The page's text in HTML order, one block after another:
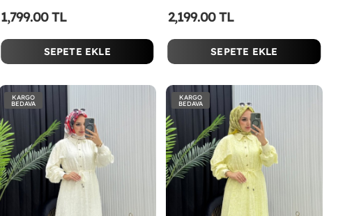
1,799.00 TL
SEPETE EKLE
2,199.00 TL
SEPETE EKLE
KARGO
BEDAVA
KARGO
BEDAVA